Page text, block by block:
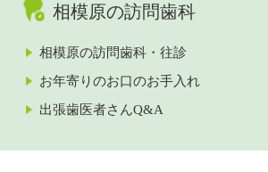
相模原の訪問歯科
相模原の訪問歯科・往診
お年寄りのお口のお手入れ
出張歯医者さんQ&A